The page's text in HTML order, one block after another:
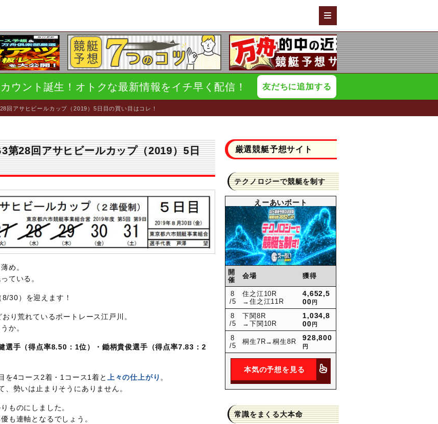
ウント誕生！オトクな最新情報をイチ早く配信！ 友だちに追加する
回アサヒビールカップ（2019）5日目の買い目はコレ！
第28回アサヒビールカップ（2019）5日
め。
ている。
30）を迎えます！
おり荒れているボートレース江戸川。
か。
選手（得点率8.50：1位）・鋤柄貴俊選手（得点率7.83：2
を4コース2着・1コース1着と 上々の仕上がり 。
、勢いは止まりそうにありません。
ものにしました。
も連軸となるでしょう。
厳選競艇予想サイト
テクノロジーで競艇を制す
えーあいボート
開
催
会場 獲得
8
/5
住之江10R
→住之江11R
4,652,5
00 円
8
/5
下関8R
→下関10R
1,034,8
00 円
8
/5
桐生7R→桐生8R 928,800
円
本気の予想を見る
常識をまくる大本命